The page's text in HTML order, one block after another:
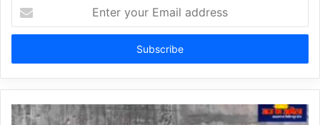
your
Email